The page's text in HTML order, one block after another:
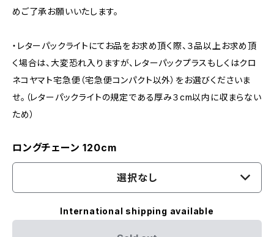
めご了承お願いいたします。
・レターパックライトにてお品をお求め頂く際、３品以上お求め頂
く場合は、大変恐れ入りますが、レターパックプラスもしくはクロ
ネコヤマト宅急便（宅急便コンパクト以外）をお選びくださいま
せ。（レターパックライトの規定である厚み３cm以内に収まらない
ため）
ロングチェーン 120cm
選択なし
International shipping available